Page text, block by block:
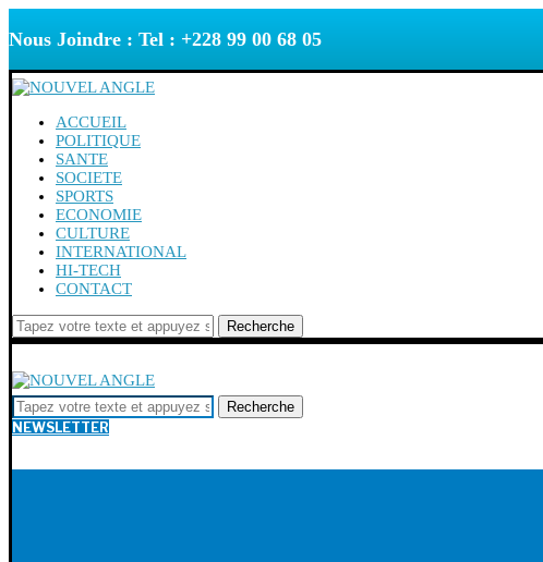
Nous Joindre : Tel : +228 99 00 68 05
ACCUEIL
POLITIQUE
SANTE
SOCIETE
SPORTS
ECONOMIE
CULTURE
INTERNATIONAL
HI-TECH
CONTACT
Recherche
Recherche
NEWSLETTER